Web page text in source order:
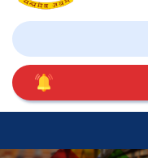
खोजे